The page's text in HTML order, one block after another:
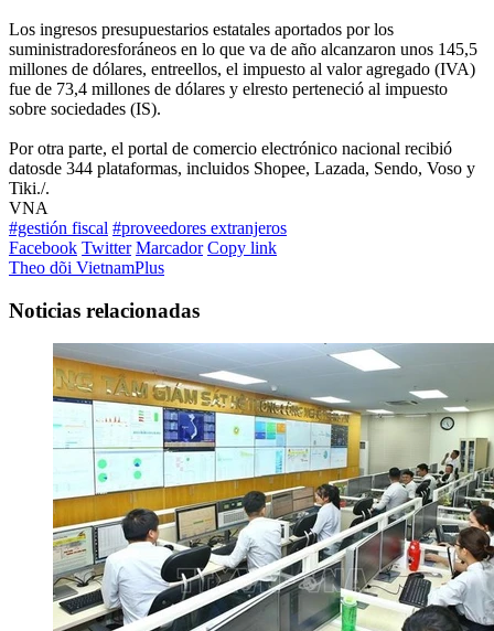
Los ingresos presupuestarios estatales aportados por los
suministradoresforáneos en lo que va de año alcanzaron unos 145,5
millones de dólares, entreellos, el impuesto al valor agregado (IVA)
fue de 73,4 millones de dólares y elresto perteneció al impuesto
sobre sociedades (IS).
Por otra parte, el portal de comercio electrónico nacional recibió
datosde 344 plataformas, incluidos Shopee, Lazada, Sendo, Voso y
Tiki./.
VNA
#gestión fiscal #proveedores extranjeros
Facebook Twitter Marcador Copy link
Theo dõi VietnamPlus
Noticias relacionadas